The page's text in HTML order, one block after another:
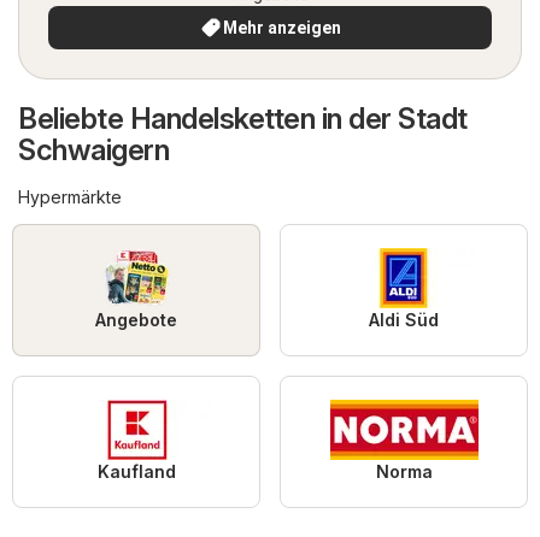
Mehr anzeigen
Beliebte Handelsketten in der Stadt
Schwaigern
Hypermärkte
Angebote Aldi Süd
Kaufland Norma